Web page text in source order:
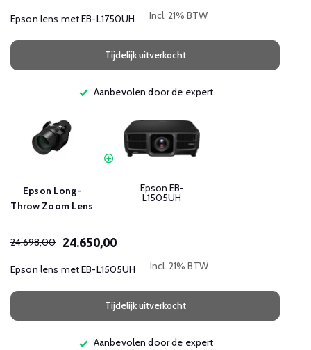
Epson lens met EB-L1750UH Incl. 21% BTW
Tijdelijk uitverkocht
Aanbevolen door de expert
Epson Long-
Throw Zoom Lens
Epson EB-
L1505UH
24.698,00 24.650,00
Epson lens met EB-L1505UH Incl. 21% BTW
Tijdelijk uitverkocht
Aanbevolen door de expert